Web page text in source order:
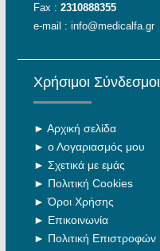
Fax : 2310888355
e-mail : info@medicalfa.gr
Χρήσιμοι Σύνδεσμοι
► Αρχική σελίδα
► ο Λογαριασμός μου
► Σχετικά με εμάς
► Πολιτική Cookies
►Όροι Χρήσης
► Επικοινωνία
► Πολιτική Επιστροφών